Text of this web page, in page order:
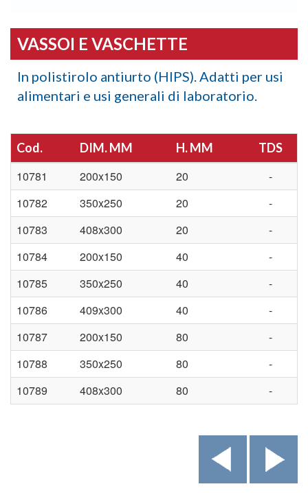
VASSOI E VASCHETTE
In polistirolo antiurto (HIPS). Adatti per usi
alimentari e usi generali di laboratorio.
Cod. DIM. MM H. MM TDS
10781 200x150 20
-
10782
350x250 20
-
10783
408x300 20
-
10784
200x150 40
-
10785
350x250 40
-
10786
409x300 40
-
10787
200x150 80
-
10788
350x250 80
-
10789
408x300 80 -